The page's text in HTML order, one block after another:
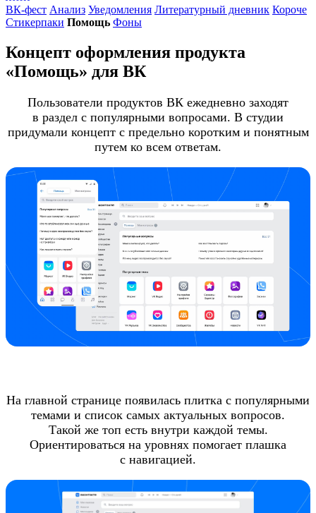
ВК-фест Анализ Уведомления Литературный дневник Короче
Стикерпаки Помощь Фоны
Концепт оформления продукта
«Помощь» для ВК
Пользователи продуктов ВК ежедневно заходят
в раздел с популярными вопросами. В студии
придумали концепт с предельно коротким и понятным
путем ко всем ответам.
На главной странице появилась плитка с популярными
темами и список самых актуальных вопросов.
Такой же топ есть внутри каждой темы.
Ориентироваться на уровнях помогает плашка
с навигацией.